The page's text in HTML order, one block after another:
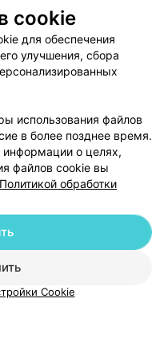
уточняйте
в мире
компанию
cookie
для обеспечения
улучшения, сбора
использования файлов
в более позднее время.
информации о целях,
файлов cookie вы
Политикой обработки
Cookie